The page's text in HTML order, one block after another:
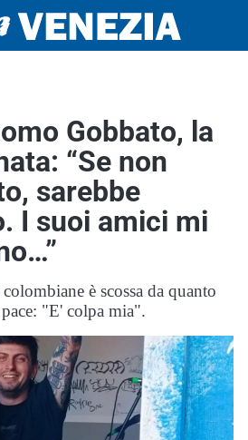
Gobbato, la
“Se non
sarebbe
I suoi amici mi
è scossa da quanto
"E' colpa mia".